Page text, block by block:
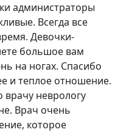
администраторы
Всегда все
Девочки-
большое вам
на ногах. Спасибо
и теплое отношение.
неврологу
Врач очень
которое